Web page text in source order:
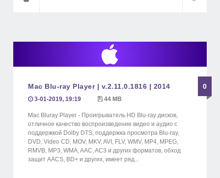
Mac Blu-ray Player | v.2.11.0.1816 | 2014 0
3-01-2019, 19:19 44 MB
Mac Bluray Player - Проигрыватель HD Blu-ray дисков,
отличное качество воспроизведение видео и аудио с
поддержкой Dolby DTS, поддержка просмотра Blu-ray,
DVD, Video CD, MOV, MKV, AVI, FLV, WMV, MP4, MPEG,
RMVB, MP3, WMA, AAC, AC3 и других форматов, обход
защит AACS, BD+ и других, имеет ряд...